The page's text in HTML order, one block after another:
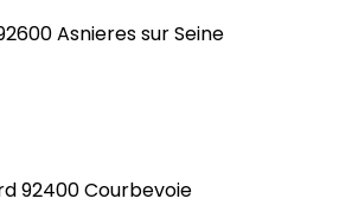
Asnieres sur Seine
92400 Courbevoie